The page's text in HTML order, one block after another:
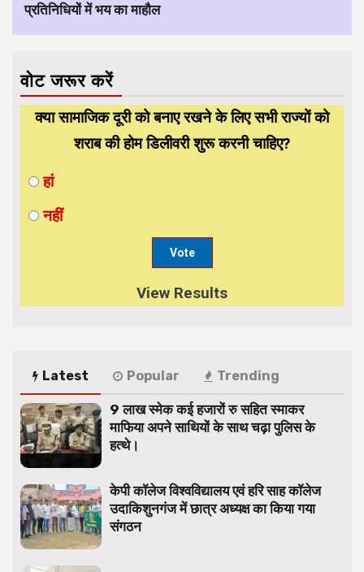
प्रतिनिधियों में भय का माहौल
वोट जरूर करें
क्या सामाजिक दूरी को बनाए रखने के लिए सभी राज्यों को
शराब की होम डिलीवरी शुरू करनी चाहिए?
हां
नहीं
View Results
Latest Popular Trending
9 लाख स्मेक कई हजारों रु सहित स्माकर
माफिया अपने साथियों के साथ चढ़ा पुलिस के
हत्थे।
केपी कॉलेज विश्वविद्यालय एवं हरि साह कॉलेज
उदाकिशुनगंज में छात्र अध्यक्ष का किया गया
संगठन